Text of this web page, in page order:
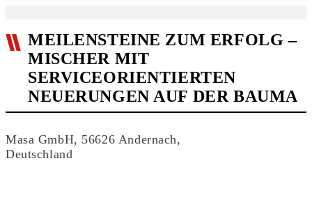
MEILENSTEINE ZUM ERFOLG –
MISCHER MIT
SERVICEORIENTIERTEN
NEUERUNGEN AUF DER BAUMA
Masa GmbH, 56626 Andernach,
Deutschland